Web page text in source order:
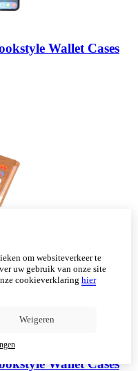
Wallet Cases
Wallet Cases
om websiteverkeer te
uw gebruik van onze site
cookieverklaring hier
Weigeren